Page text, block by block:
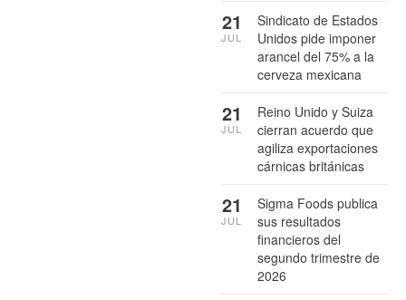
Sindicato de Estados
Unidos pide imponer
arancel del 75% a la
cerveza mexicana
21
JUL
Reino Unido y Suiza
cierran acuerdo que
agiliza exportaciones
cárnicas británicas
21
JUL
Sigma Foods publica
sus resultados
financieros del
segundo trimestre de
2026
21
JUL